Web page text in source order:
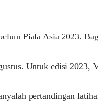
Piala Asia 2023.
Untuk edisi
pertandingan